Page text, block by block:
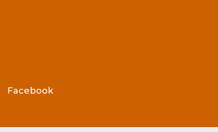
Facebook